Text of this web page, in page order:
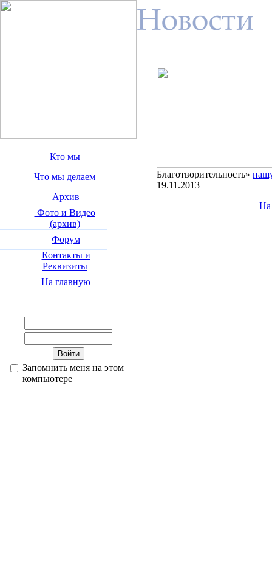
Кто мы
Что мы делаем
Архив
Фото и Видео
(архив)
Форум
Контакты и
Реквизиты
На главную
Запомнить меня на этом
компьютере
Благотворительность»
19.11.2013
На